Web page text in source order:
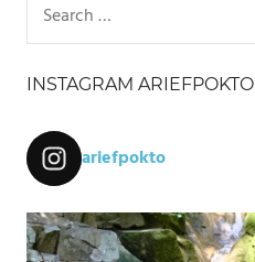
for:
INSTAGRAM ARIEFPOKTO
ariefpokto